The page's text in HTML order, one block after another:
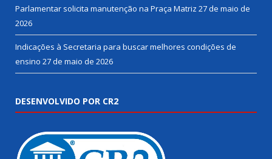
Parlamentar solicita manutenção na Praça Matriz 27 de maio de
2026
Indicações à Secretaria para buscar melhores condições de
ensino 27 de maio de 2026
DESENVOLVIDO POR CR2